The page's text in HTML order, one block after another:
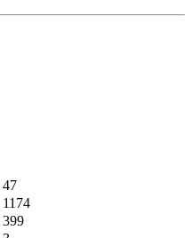
47
1174
399